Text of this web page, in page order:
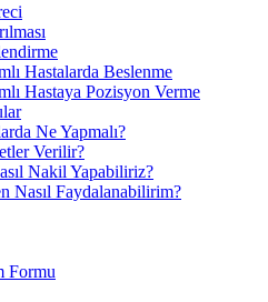
Hastalarda Beslenme
Hastaya Pozisyon Verme
Ne Yapmalı?
Verilir?
Nakil Yapabiliriz?
Nasıl Faydalanabilirim?
Formu